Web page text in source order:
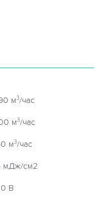
м3/час
м3/час
м3/час
мДж/см2
В